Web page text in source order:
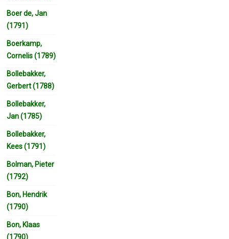
Boer de, Jan
(1791)
Boerkamp,
Cornelis (1789)
Bollebakker,
Gerbert (1788)
Bollebakker,
Jan (1785)
Bollebakker,
Kees (1791)
Bolman, Pieter
(1792)
Bon, Hendrik
(1790)
Bon, Klaas
(1790)